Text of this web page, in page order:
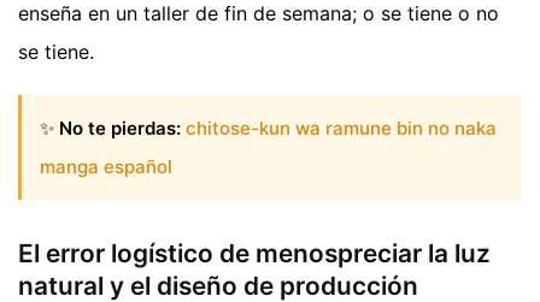
enseña en un taller de fin de semana; o se tiene o no
se tiene.
✨ No te pierdas: chitose-kun wa ramune bin no naka
manga español
El error logístico de menospreciar la luz
natural y el diseño de producción